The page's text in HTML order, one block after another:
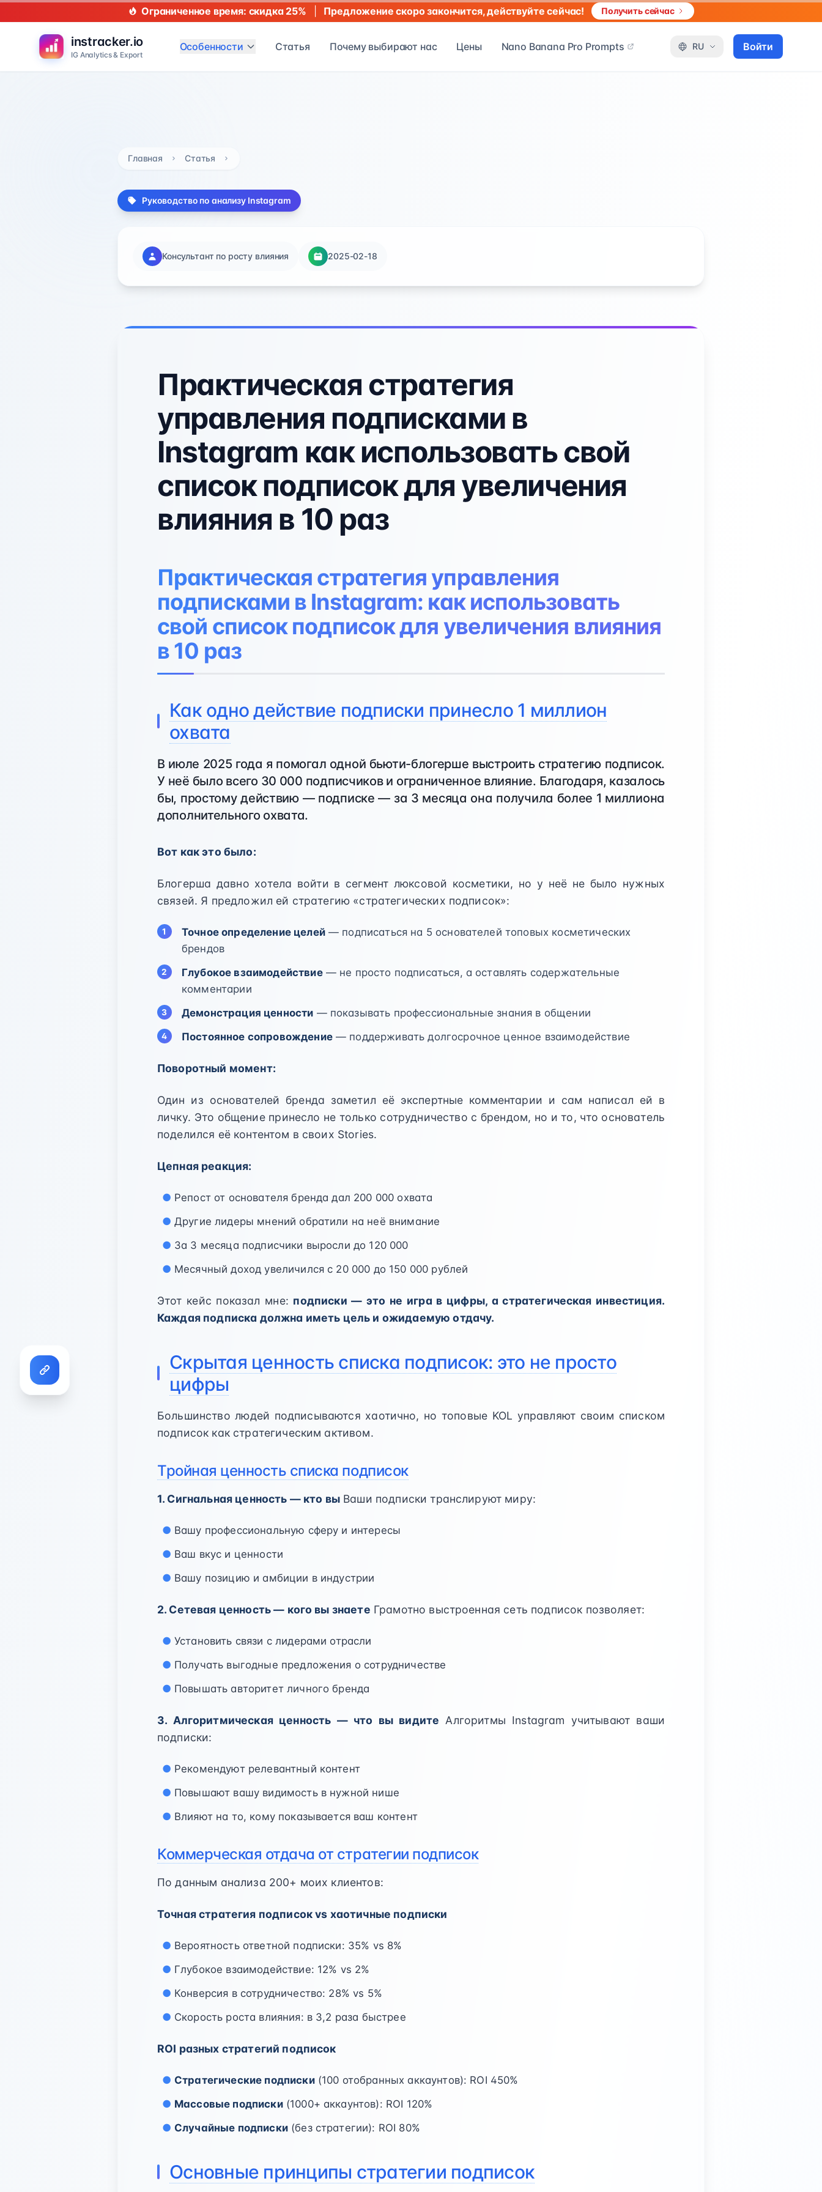
Ограниченное время: скидка 25% Предложение скоро закончится, действуйте сейчас! Получить сейчас
instracker.io
IG Analytics & Export
Особенности Статья Почему выбирают нас Цены Nano Banana Pro Prompts RU Войти
Главная Статья
Руководство по анализу Instagram
Консультант по росту влияния 2025-02-18
Практическая стратегия
управления подписками в
Instagram как использовать свой
список подписок для увеличения
влияния в 10 раз
Практическая стратегия управления
подписками в Instagram: как использовать
свой список подписок для увеличения влияния
в 10 раз
Как одно действие подписки принесло 1 миллион
охвата
В июле 2025 года я помогал одной бьюти-блогерше выстроить стратегию подписок.
У неё было всего 30 000 подписчиков и ограниченное влияние. Благодаря, казалось
бы, простому действию — подписке — за 3 месяца она получила более 1 миллиона
дополнительного охвата.
Вот как это было:
Блогерша давно хотела войти в сегмент люксовой косметики, но у неё не было нужных
связей. Я предложил ей стратегию «стратегических подписок»:
Точное определение целей— подписаться на 5 основателей топовых косметических
брендов
Глубокое взаимодействие— не просто подписаться, а оставлять содержательные
комментарии
Демонстрация ценности — показывать профессиональные знания в общении
Постоянное сопровождение— поддерживать долгосрочное ценное взаимодействие
Поворотный момент:
Один из основателей бренда заметил её экспертные комментарии и сам написал ей в
личку. Это общение принесло не только сотрудничество с брендом, но и то, что основатель
поделился её контентом в своих Stories.
Цепная реакция:
Репост от основателя бренда дал 200 000 охвата
Другие лидеры мнений обратили на неё внимание
За 3 месяца подписчики выросли до 120 000
Месячный доход увеличился с 20 000 до 150 000 рублей
Этот кейс показал мне: подписки — это не игра в цифры, а стратегическая инвестиция.
Каждая подписка должна иметь цель и ожидаемую отдачу.
Скрытая ценность списка подписок: это не просто
цифры
Большинство людей подписываются хаотично, но топовые KOL управляют своим списком
подписок как стратегическим активом.
Тройная ценность списка подписок
1. Сигнальная ценность — кто выВаши подписки транслируют миру:
Вашу профессиональную сферу и интересы
Ваш вкус и ценности
Вашу позицию и амбиции в индустрии
2. Сетевая ценность — кого вы знаете Грамотно выстроенная сеть подписок позволяет:
Установить связи с лидерами отрасли
Получать выгодные предложения о сотрудничестве
Повышать авторитет личного бренда
3. Алгоритмическая ценность — что вы видите Алгоритмы Instagram учитывают ваши
подписки:
Рекомендуют релевантный контент
Повышают вашу видимость в нужной нише
Влияют на то, кому показывается ваш контент
Коммерческая отдача от стратегии подписок
По данным анализа 200+ моих клиентов:
Точная стратегия подписок vs хаотичные подписки
Вероятность ответной подписки: 35% vs 8%
Глубокое взаимодействие: 12% vs 2%
Конверсия в сотрудничество: 28% vs 5%
Скорость роста влияния: в 3,2 раза быстрее
ROI разных стратегий подписок
Стратегические подписки(100 отобранных аккаунтов): ROI 450%
Массовые подписки(1000+ аккаунтов): ROI 120%
Случайные подписки(без стратегии): ROI 80%
Основные принципы стратегии подписок